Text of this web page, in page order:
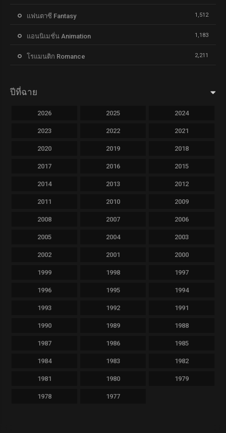
แฟนตาซี Fantasy 1,512
แอนนิเมชั่น Animation 1,183
โรแมนติก Romance 2,211
ปีที่ฉาย
2026 2025 2024
2023 2022 2021
2020 2019 2018
2017 2016 2015
2014 2013 2012
2011 2010 2009
2008 2007 2006
2005 2004 2003
2002 2001 2000
1999 1998 1997
1996 1995 1994
1993 1992 1991
1990 1989 1988
1987 1986 1985
1984 1983 1982
1981 1980 1979
1978 1977